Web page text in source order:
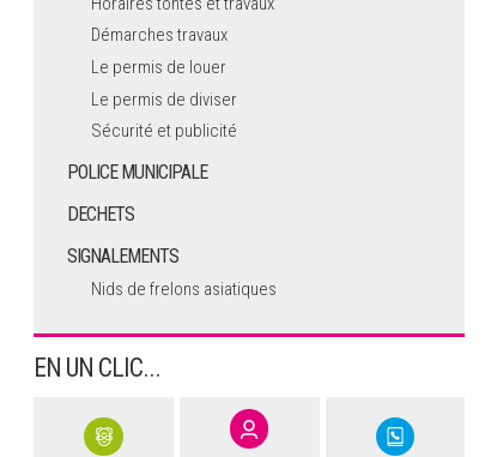
Démarches travaux
Le permis de louer
Le permis de diviser
Sécurité et publicité
POLICE MUNICIPALE
DECHETS
SIGNALEMENTS
Nids de frelons asiatiques
EN UN CLIC...